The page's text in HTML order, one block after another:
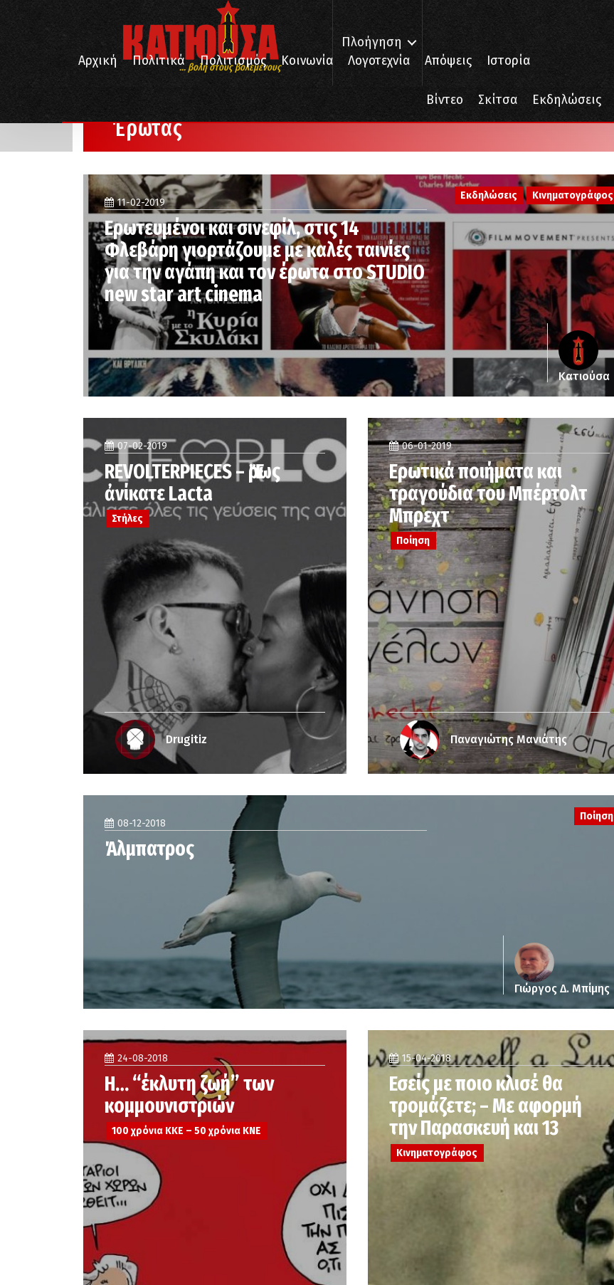
... βολή στους βολεμένους
Πλοήγηση
Αρχική
Πολιτικά Πολιτισμός Κοινωνία Λογοτεχνία Απόψεις Ιστορία
Βίντεο Σκίτσα Εκδηλώσεις
Έρωτας
Έρωτας
Εκδηλώσεις Κινηματογράφος
11-02-2019
Ερωτευμένοι και σινεφίλ, στις 14
Φλεβάρη γιορτάζουμε με καλές ταινίες
για την αγάπη και τον έρωτα στο STUDIO
new star art cinema
Κατιούσα
07-02-2019
REVOLTERPIECES – Ἔρως
ἀνίκατε Lacta
Στήλες
Drugitiz
06-01-2019
Ερωτικά ποιήματα και
τραγούδια του Μπέρτολτ
Μπρεχτ
Ποίηση
Παναγιώτης Μανιάτης
Ποίηση
08-12-2018
Άλμπατρος
Γιώργος Δ. Μπίμης
24-08-2018
Η… “έκλυτη ζωή” των
κομμουνιστριών
100 χρόνια ΚΚΕ – 50 χρόνια ΚΝΕ
15-04-2018
Εσείς με ποιο κλισέ θα
τρομάζετε; – Με αφορμή
την Παρασκευή και 13
Κινηματογράφος